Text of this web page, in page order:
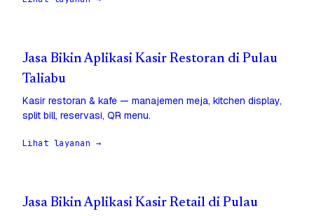
Jasa Bikin Aplikasi Kasir Restoran di Pulau
Taliabu
Kasir restoran & kafe — manajemen meja, kitchen display,
split bill, reservasi, QR menu.
Lihat layanan →
Jasa Bikin Aplikasi Kasir Retail di Pulau